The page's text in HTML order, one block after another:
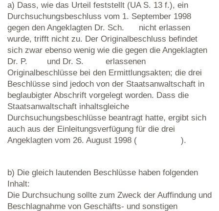
a) Dass, wie das Urteil feststellt (UA S. 13 f.), ein
Durchsuchungsbeschluss vom 1. September 1998
gegen den Angeklagten Dr. Sch. nicht erlassen
wurde, trifft nicht zu. Der Originalbeschluss befindet
sich zwar ebenso wenig wie die gegen die Angeklagten
Dr. P. und Dr. S. erlassenen
Originalbeschlüsse bei den Ermittlungsakten; die drei
Beschlüsse sind jedoch von der Staatsanwaltschaft in
beglaubigter Abschrift vorgelegt worden. Dass die
Staatsanwaltschaft inhaltsgleiche
Durchsuchungsbeschlüsse beantragt hatte, ergibt sich
auch aus der Einleitungsverfügung für die drei
Angeklagten vom 26. August 1998 ( ).
b) Die gleich lautenden Beschlüsse haben folgenden
Inhalt:
Die Durchsuchung sollte zum Zweck der Auffindung und
Beschlagnahme von Geschäfts- und sonstigen